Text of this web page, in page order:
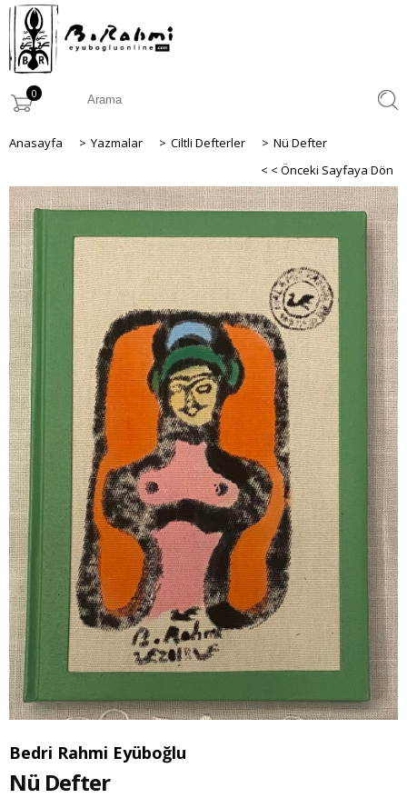
0
Anasayfa > Yazmalar > Ciltli Defterler > Nü Defter
< < Önceki Sayfaya Dön
Bedri Rahmi Eyüboğlu
Nü Defter